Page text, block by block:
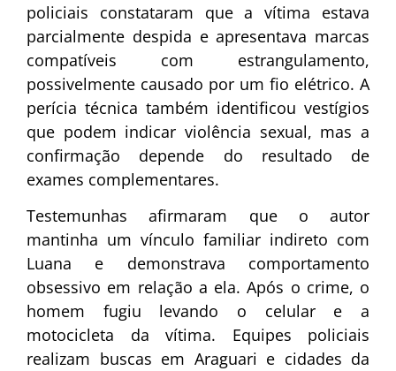
policiais constataram que a vítima estava
parcialmente despida e apresentava marcas
compatíveis com estrangulamento,
possivelmente causado por um fio elétrico. A
perícia técnica também identificou vestígios
que podem indicar violência sexual, mas a
confirmação depende do resultado de
exames complementares.
Testemunhas afirmaram que o autor
mantinha um vínculo familiar indireto com
Luana e demonstrava comportamento
obsessivo em relação a ela. Após o crime, o
homem fugiu levando o celular e a
motocicleta da vítima. Equipes policiais
realizam buscas em Araguari e cidades da